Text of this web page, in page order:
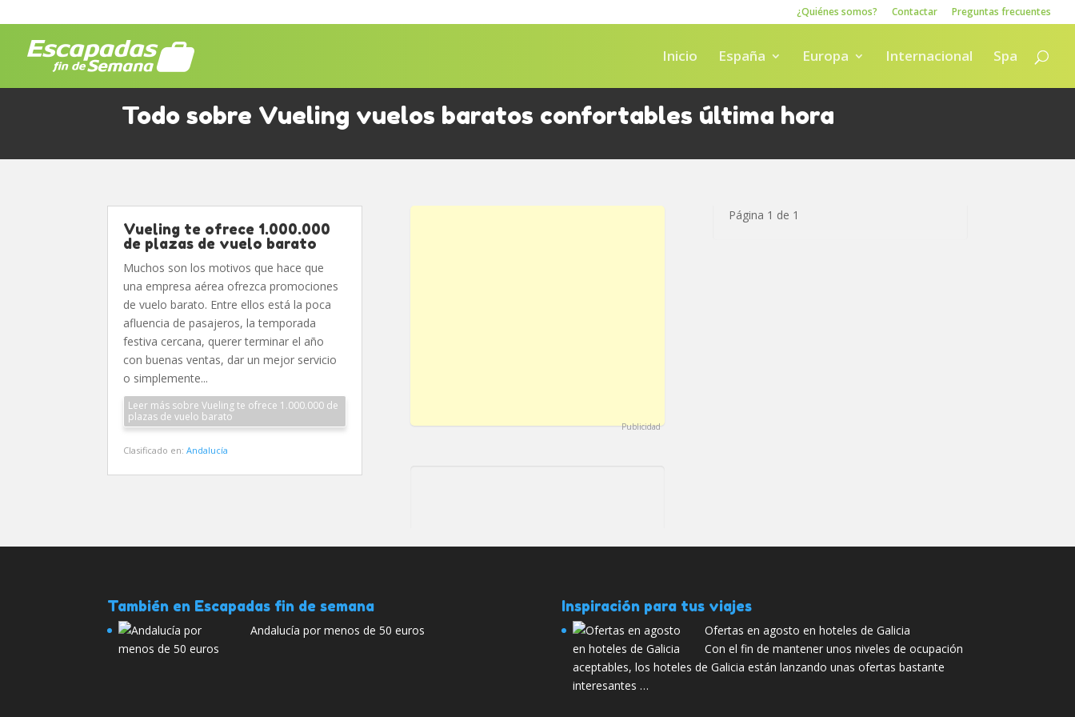
¿Quiénes somos? Contactar Preguntas frecuentes
Inicio España Europa Internacional Spa
Todo sobre Vueling vuelos baratos confortables última hora
Vueling te ofrece 1.000.000
de plazas de vuelo barato
Muchos son los motivos que hace que
una empresa aérea ofrezca promociones
de vuelo barato. Entre ellos está la poca
afluencia de pasajeros, la temporada
festiva cercana, querer terminar el año
con buenas ventas, dar un mejor servicio
o simplemente...
Leer más sobre Vueling te ofrece 1.000.000 de
plazas de vuelo barato
Clasificado en:Andalucía
Publicidad
Página 1 de 1
También en Escapadas fin de semana
Andalucía por menos de 50 euros
Inspiración para tus viajes
Ofertas en agosto en hoteles de Galicia
Con el fin de mantener unos niveles de ocupación
aceptables, los hoteles de Galicia están lanzando unas ofertas bastante
interesantes …